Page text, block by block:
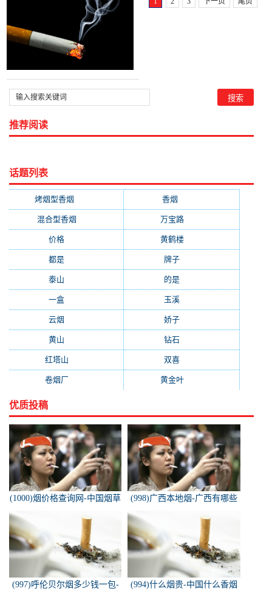
推荐阅读
话题列表
烤烟型香烟 香烟
混合型香烟 万宝路(331)
价格 黄鹤楼(315)
都是 牌子
泰山 的是
一盒 玉溪
云烟 娇子
黄山 钻石
红塔山 双喜
卷烟厂(154) 黄金叶(151)
优质投稿
(1000)烟价格查询网-中国烟草
(998)广西本地烟-广西有哪些
(997)呼伦贝尔烟多少钱一包-
(994)什么烟贵-中国什么香烟